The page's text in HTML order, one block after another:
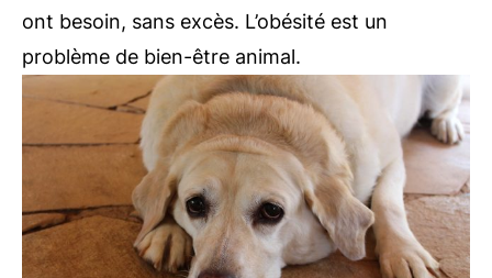
ont besoin, sans excès. L’obésité est un
problème de bien-être animal.